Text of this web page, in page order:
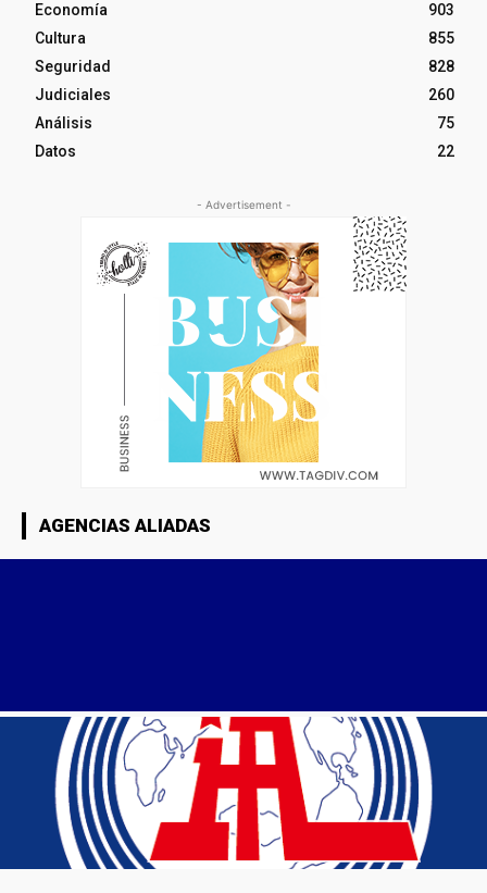
Economía
903
Cultura
855
Seguridad
828
Judiciales
260
Análisis
75
Datos
22
- Advertisement -
AGENCIAS ALIADAS